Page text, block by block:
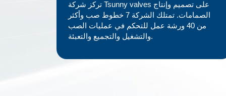
تركز شركة Tsunny valves على تصميم وإنتاج
الصمامات. تمتلك الشركة 7 خطوط صب وأكثر
من 40 ورشة عمل للتحكم في عمليات الصب
والتشغيل والتجميع والتعبئة.